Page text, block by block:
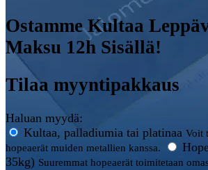
Ostamme Kultaa
Maksu 12h Sisällä!
Tilaa myyntipakkaus
Haluan myydä:
Kultaa, palladiumia tai platinaa Voit
hopeaerät muiden metallien kanssa.
35kg) Suuremmat hopeaerät toimitetaan